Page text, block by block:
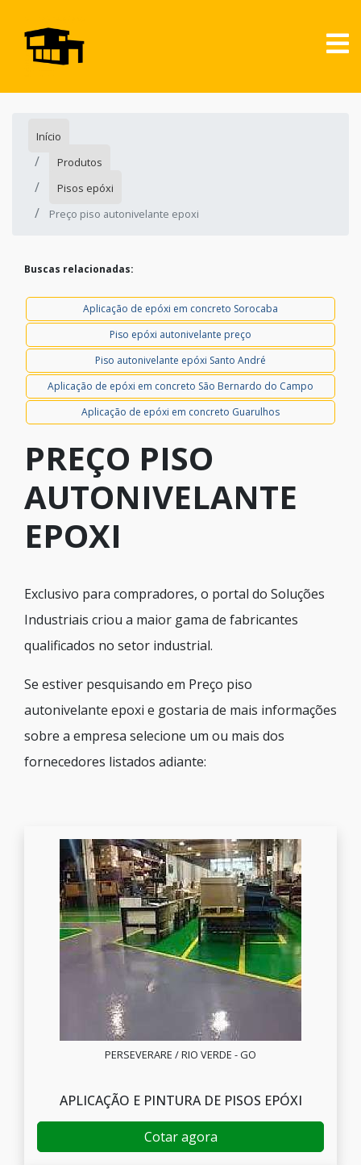
Início
Produtos
Pisos epóxi
Preço piso autonivelante epoxi
Buscas relacionadas:
Aplicação de epóxi em concreto Sorocaba
Piso epóxi autonivelante preço
Piso autonivelante epóxi Santo André
Aplicação de epóxi em concreto São Bernardo do Campo
Aplicação de epóxi em concreto Guarulhos
PREÇO PISO
AUTONIVELANTE
EPOXI
Exclusivo para compradores, o portal do Soluções
Industriais criou a maior gama de fabricantes
qualificados no setor industrial.
Se estiver pesquisando em Preço piso
autonivelante epoxi e gostaria de mais informações
sobre a empresa selecione um ou mais dos
fornecedores listados adiante:
PERSEVERARE / RIO VERDE - GO
APLICAÇÃO E PINTURA DE PISOS EPÓXI
Cotar agora